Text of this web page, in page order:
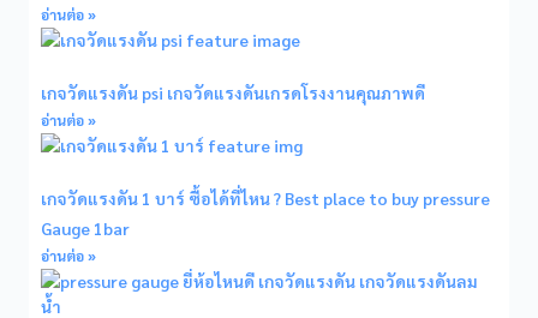
อ่านต่อ »
เกจวัดแรงดัน psi เกจวัดแรงดันเกรดโรงงานคุณภาพดี
อ่านต่อ »
เกจวัดแรงดัน 1 บาร์ ซื้อได้ที่ไหน ? Best place to buy pressure
Gauge 1bar
อ่านต่อ »